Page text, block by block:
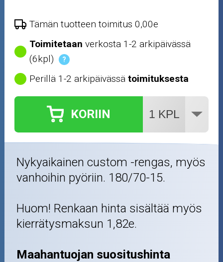
Tämän tuotteen toimitus 0,00e
Toimitetaan verkosta 1-2 arkipäivässä
(6kpl)
?
Perillä 1-2 arkipäivässätoimituksesta
KORIIN
Nykyaikainen custom -rengas, myös
vanhoihin pyöriin. 180/70-15.
Huom! Renkaan hinta sisältää myös
kierrätysmaksun 1,82e.
Maahantuojan suositushinta